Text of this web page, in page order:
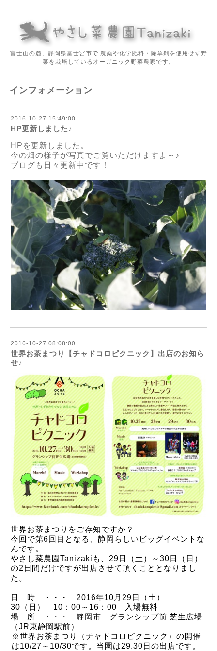
富士山の麓、静岡県富士宮市で 農薬や化学肥料・除草剤を使用せず野
菜を栽培しているオーガニック野菜農家です。
インフォメーション
2016-10-27 15:49:00
HP更新しました♪
HPを更新しました。
今の畑の様子が写真でご覧いただけますよ～♪
ブログも日々更新中です！
2016-10-27 08:08:00
世界お茶まつり【チャドコロピクニック】出店のお知ら
せ♪
世界お茶まつりをご存知ですか？
今回で第6回目となる、静岡らしいビッグイベントな
んです。
やさし菜農園Tanizakiも、29日（土）～30日（日）
の2日間だけですが出店させて頂くこととなりまし
た。
日 時 ・・・ 2016年10月29日（土）
30（日） 10：00～16：00 入場無料
場 所 ・・・ 静岡市 グランシップ前 芝生広場
（JR東静岡駅前）
※世界お茶まつり（チャドコロピクニック）の開催
は10/27～10/30です。当園は29.30日の出店です。